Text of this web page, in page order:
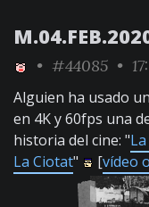
• #44085 •
Alguien ha usado
en 4K y 60fps una
historia del cine: "
La Ciotat" [vídeo